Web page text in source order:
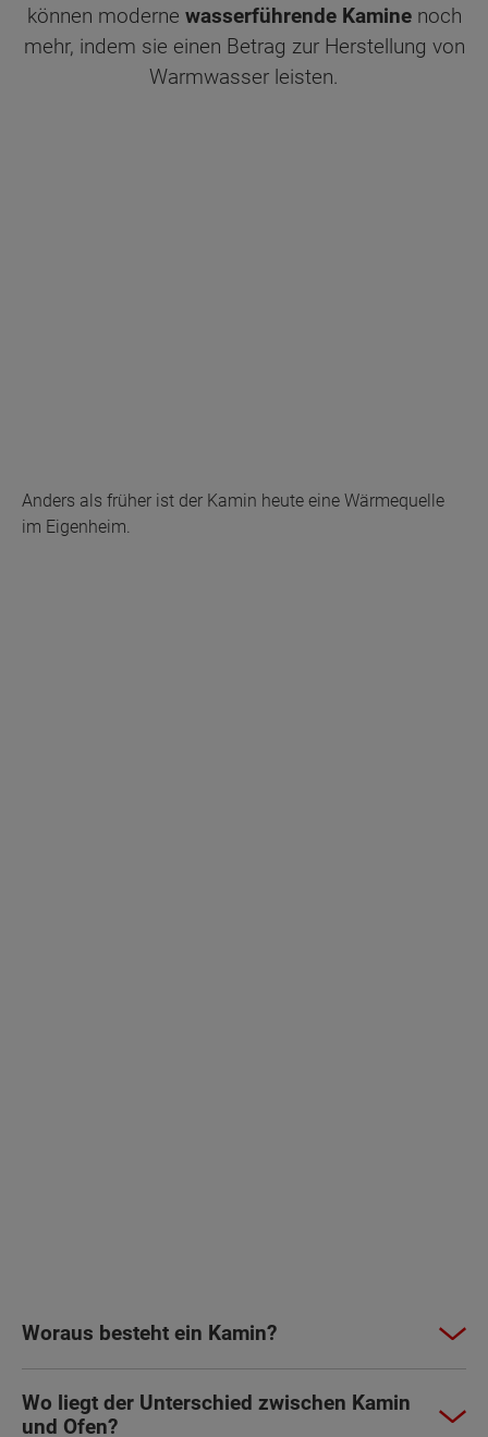
können moderne wasserführende Kaminenoch
mehr, indem sie einen Betrag zur Herstellung von
Warmwasser leisten.
Anders als früher ist der Kamin heute eine Wärmequelle
im Eigenheim.
Woraus besteht ein Kamin?
Wo liegt der Unterschied zwischen Kamin
und Ofen?